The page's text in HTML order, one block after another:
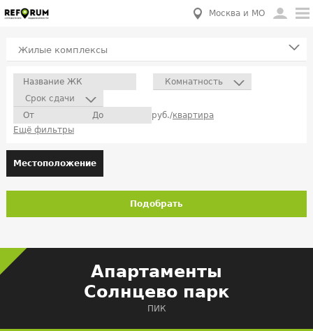
Москва и МО
Жилые комплексы
Комнатность
Срок сдачи
руб./квартира
Ещё фильтры
Местоположение
Подобрать
Апартаменты
Солнцево парк
ПИК